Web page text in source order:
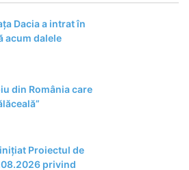
Dacia a intrat în
acum dalele
din România care
inițiat Proiectul de
privind